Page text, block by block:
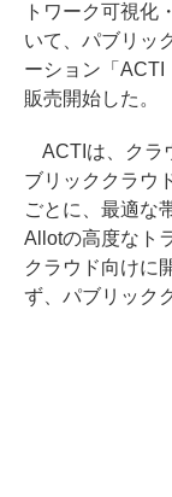
トワーク可視化
いて、パブリッ
ーション「ACTI
販売開始した。
ACTIは、クラ
ブリッククラウ
ごとに、最適な
Allotの高度なト
クラウド向けに
ず、パブリック